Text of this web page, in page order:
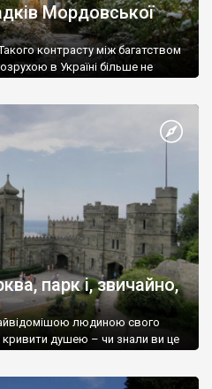
Мордовської
контрасту між багатством
в Україні більше не
парк і, звичайно,
людиною свого
кривити душею – чи знали ви це